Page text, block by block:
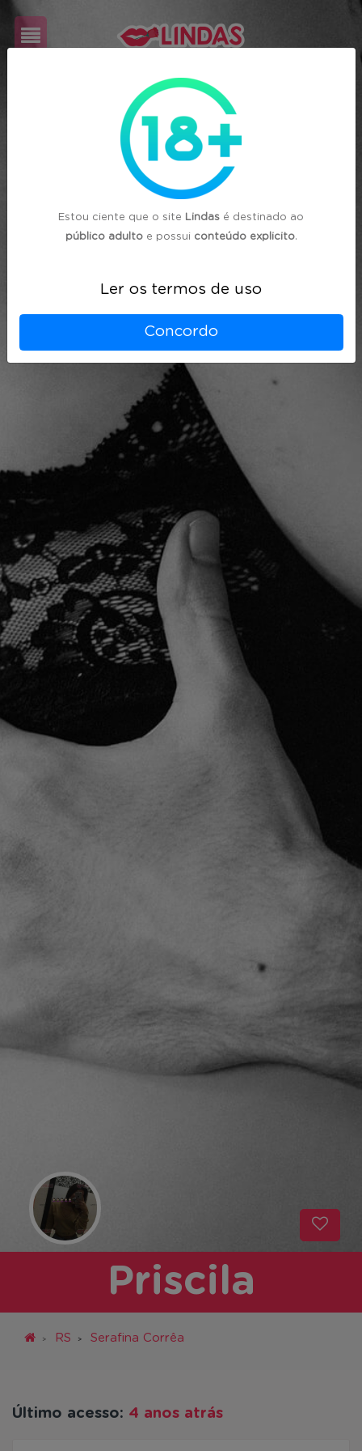
Priscila
RS Serafina Corrêa
Último acesso: 4 anos atrás
Estou ciente que o site Lindas é destinado ao
público adultoe possui conteúdo explicito.
Ler os termos de uso
Concordo